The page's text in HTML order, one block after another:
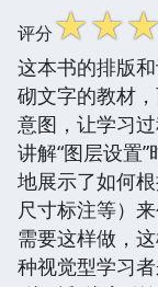
评分☆☆☆
这本书的排版
砌文字的教材
意图，让学习
讲解“图层设置
地展示了如何
尺寸标注等）
需要这样做，
种视觉型学习